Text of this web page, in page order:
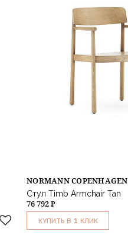
NORMANN COPENHAGEN
Стул Timb Armchair Tan
76 792 ₽
КУПИТЬ В 1 КЛИК